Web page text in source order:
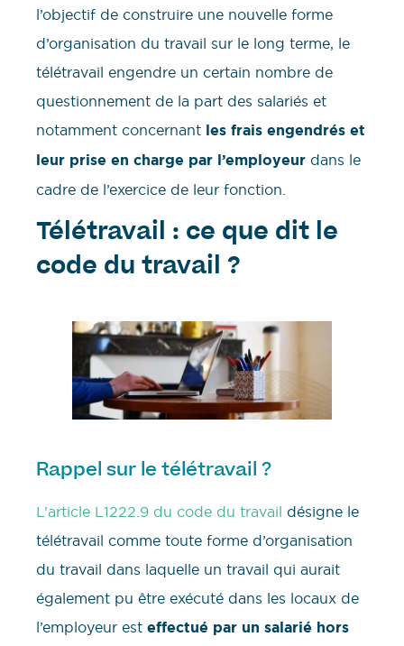
l’objectif de construire une nouvelle forme
d’organisation du travail sur le long terme, le
télétravail engendre un certain nombre de
questionnement de la part des salariés et
notamment concernant les frais engendrés et
leur prise en charge par l’employeur dans le
cadre de l’exercice de leur fonction.
Télétravail : ce que dit le
code du travail ?
Rappel sur le télétravail ?
L’article L1222.9 du code du travail désigne le
télétravail comme toute forme d’organisation
du travail dans laquelle un travail qui aurait
également pu être exécuté dans les locaux de
l’employeur est effectué par un salarié hors